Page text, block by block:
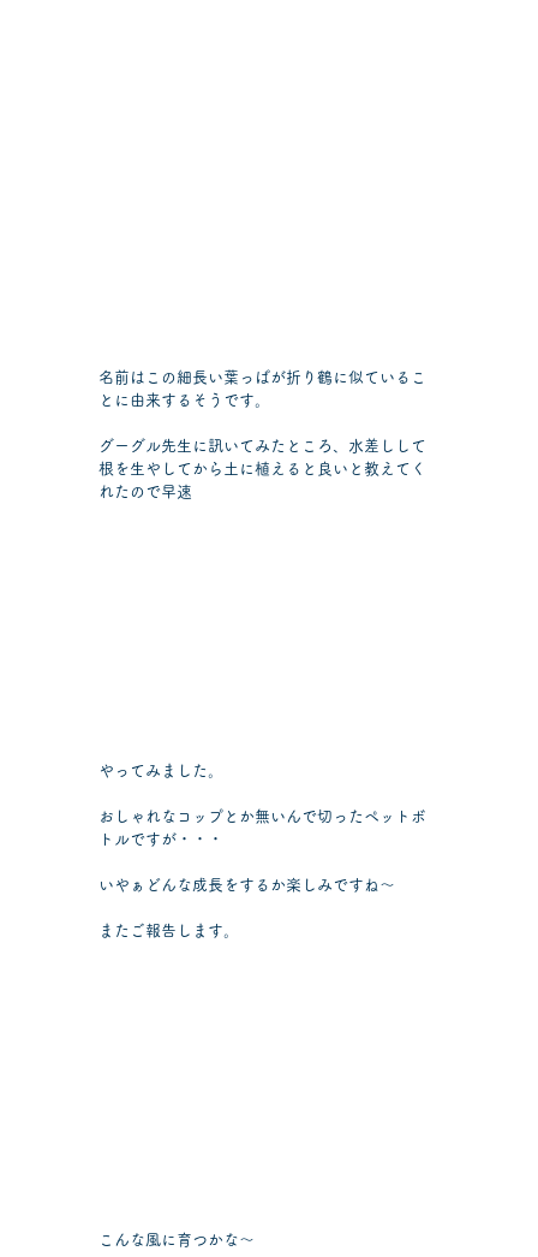
名前はこの細長い葉っぱが折り鶴に似ているこ
とに由来するそうです。
グーグル先生に訊いてみたところ、水差しして
根を生やしてから土に植えると良いと教えてく
れたので早速
やってみました。
おしゃれなコップとか無いんで切ったペットボ
トルですが・・・
いやぁどんな成長をするか楽しみですね～
またご報告します。
こんな風に育つかな～